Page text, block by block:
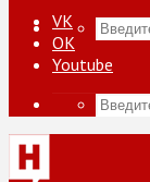
VK
ОК
Youtube